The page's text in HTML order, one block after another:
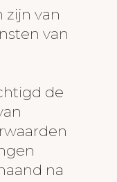
zijn van
van
de
na